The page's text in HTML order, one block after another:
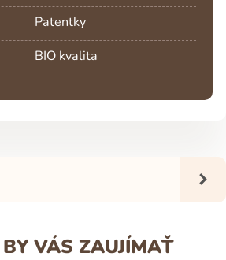
Patentky
BIO kvalita
VÁS ZAUJÍMAŤ